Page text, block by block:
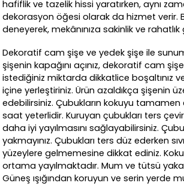
hafiflik ve tazelik hissi yaratırken, aynı
dekorasyon öğesi olarak da hizmet verir.
deneyerek, mekânınıza sakinlik ve
Dekoratif cam şişe ve yedek şişe ile
şişenin kapağını açınız, dekoratif cam
istediğiniz miktarda dikkatlice boşaltınız
içine yerleştiriniz. Ürün azaldıkça şişenin
edebilirsiniz. Çubukların kokuyu tamamen
saat yeterlidir. Kuruyan çubukları ters
daha iyi yayılmasını sağlayabilirsiniz.
yakmayınız. Çubukları ters düz ederken
yüzeylere gelmemesine dikkat ediniz.
ortama yayılmaktadır. Mum ve tütsü
Güneş ışığından koruyun ve serin yerde